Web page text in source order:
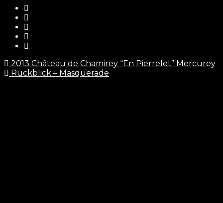
2013 Château de Chamirey “En Pierrelet” Mercurey
Rückblick – Masquerade